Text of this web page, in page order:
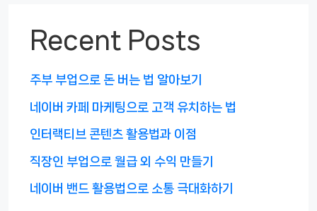
Recent Posts
주부 부업으로 돈 버는 법 알아보기
네이버 카페 마케팅으로 고객 유치하는 법
인터랙티브 콘텐츠 활용법과 이점
직장인 부업으로 월급 외 수익 만들기
네이버 밴드 활용법으로 소통 극대화하기